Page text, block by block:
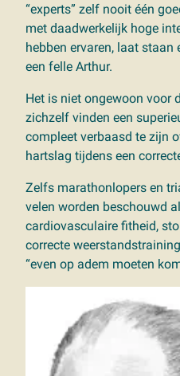
“experts” zelf nooit één
met daadwerkelijk hoge
hebben ervaren, laat staan
een felle Arthur.
Het is niet ongewoon voor
zichzelf vinden een
compleet verbaasd te zijn
hartslag tijdens een
Zelfs marathonlopers en
velen worden beschouwd
cardiovasculaire fitheid,
correcte
“even op adem moeten